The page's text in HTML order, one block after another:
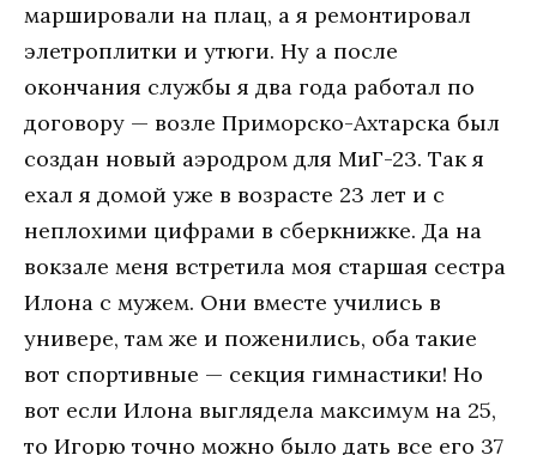
маршировали на плац, а я ремонтировал
элетроплитки и утюги. Ну а после
окончания службы я два года работал по
договору — возле Приморско-Ахтарска был
создан новый аэродром для МиГ-23. Так я
ехал я домой уже в возрасте 23 лет и с
неплохими цифрами в сберкнижке. Да на
вокзале меня встретила моя старшая сестра
Илона с мужем. Они вместе учились в
универе, там же и поженились, оба такие
вот спортивные — секция гимнастики! Но
вот если Илона выглядела максимум на 25,
то Игорю точно можно было дать все его 37